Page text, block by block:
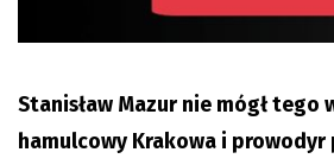
Stanisław Mazur nie mógł
hamulcowy Krakowa i